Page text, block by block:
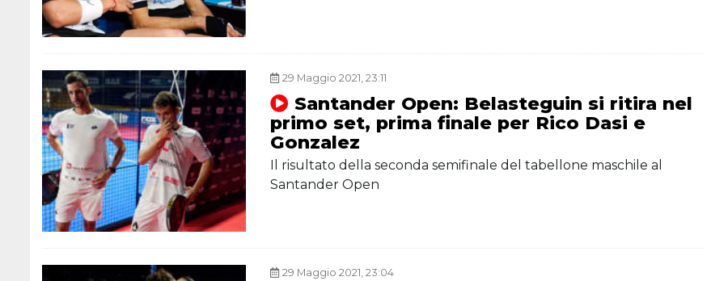
29 Maggio 2021, 23:11
Santander Open: Belasteguin si ritira nel
primo set, prima finale per Rico Dasi e
Gonzalez
Il risultato della seconda semifinale del tabellone maschile al
Santander Open
29 Maggio 2021, 23:04